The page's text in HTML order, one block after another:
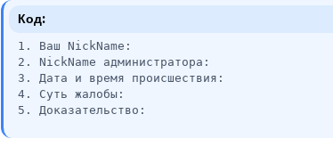
Код:
1. Ваш NickName:
2. NickName администратора:
3. Дата и время происшествия:
4. Суть жалобы:
5. Доказательство: